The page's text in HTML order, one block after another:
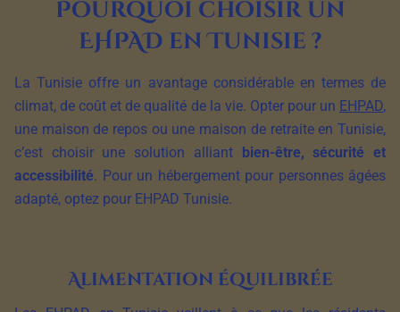
Pourquoi choisir un
EHPAD en Tunisie ?
La Tunisie offre un avantage considérable en termes de
climat, de coût et de qualité de la vie. Opter pour un EHPAD,
une maison de repos ou une maison de retraite en Tunisie,
c’est choisir une solution alliant bien-être, sécurité et
accessibilité. Pour un hébergement pour personnes âgées
adapté, optez pour EHPAD Tunisie.
Alimentation équilibrée